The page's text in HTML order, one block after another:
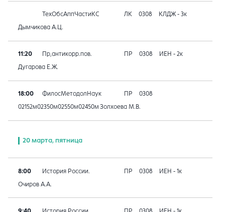
ТехОбсАппЧастиКС ЛК 0308 КЛДЖ - 3к
Дымчикова А.Ц.
11:20 Пр,антикорр.пов. ПР 0308 ИЕН - 2к
Дугарова Е.Ж.
18:00 ФилосМетодолНаук ПР 0308
02152м02350м02550м02450м Золхоева М.В.
20 марта, пятница
8:00 История России. ПР 0308 ИЕН - 1к
Очиров А.А.